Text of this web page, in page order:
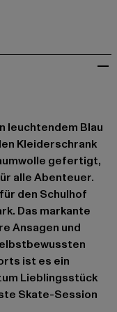
leuchtendem Blau
Kleiderschrank
gefertigt,
alle Abenteuer.
den Schulhof
Das markante
Ansagen und
ist es ein
Lieblingsstück
Skate-Session